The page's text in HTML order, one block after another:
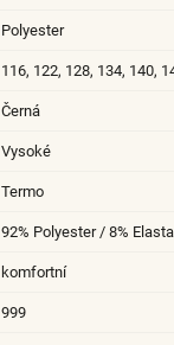
Polyester
116, 122, 128, 134, 140,
Černá
Vysoké
Termo
92% Polyester / 8%
komfortní
999